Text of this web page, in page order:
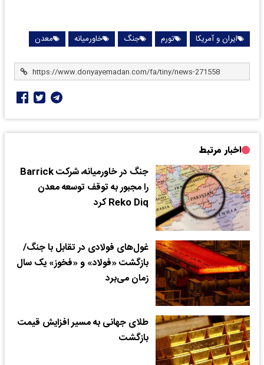
ایران و آمریکا تورم جنگ خاورمیانه معدن
اخبار مرتبط
جنگ‌ در خاورمیانه، شرکت Barrick
را مجبور به توقف توسعه‌ معدن
Reko Diq کرد
غول‌های فولادی در تقابل با جنگ/
بازگشت «فولاد» و «فخوز» یک سال
زمان می‌برد
طلای جهانی به مسیر افزایش قیمت
بازگشت